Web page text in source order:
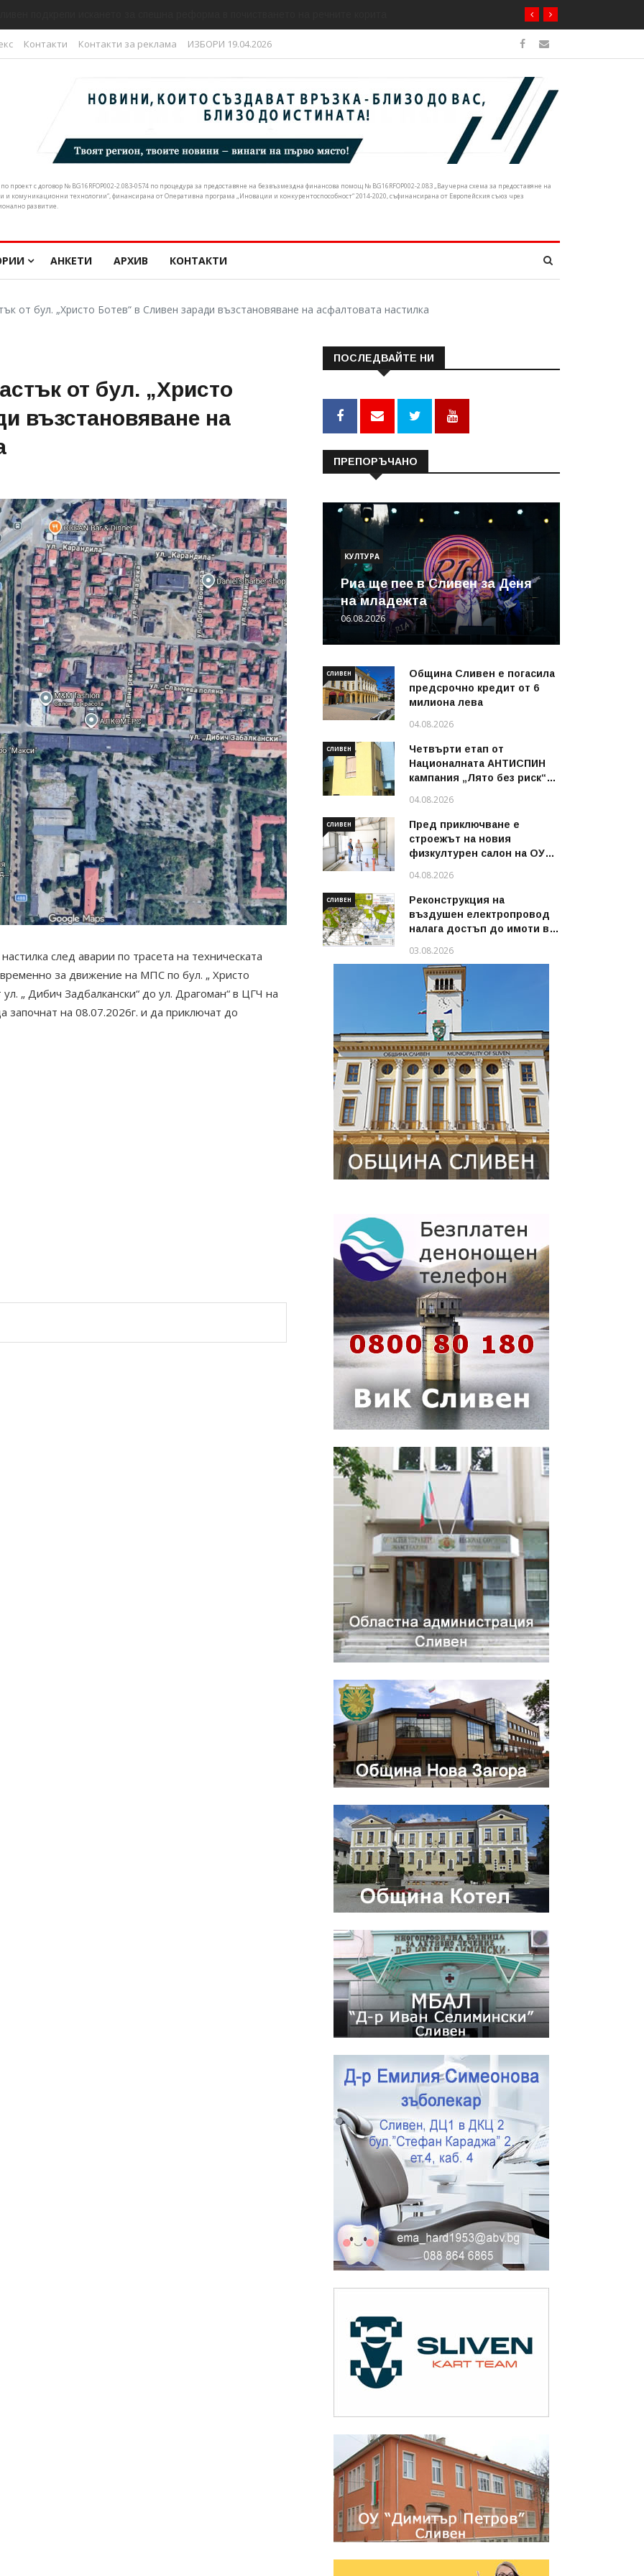
Контакти Контакти за реклама ИЗБОРИ 19.04.2026
проект с договор № BG16RFOP002-2.083-0574 по процедура за предоставяне на безвъзмездна финансова помощ № BG16RFOP002-2.083 „Ваучерна схема за предоставяне на
и комуникационни технологии“, финансирана от Оперативна програма „Иновации и конкурентоспособност“ 2014-2020, съфинансирана от Европейския съюз чрез
развитие.
АНКЕТИ АРХИВ КОНТАКТИ
от бул. „Христо Ботев“ в Сливен заради възстановяване на асфалтовата настилка
от бул. „Христо
възстановяване на
след аварии по трасета на техническата
за движение на МПС по бул. „ Христо
„ Дибич Задбалкански“ до ул. Драгоман“ в ЦГЧ на
започнат на 08.07.2026г. и да приключат до
ПОСЛЕДВАЙТЕ НИ
ПРЕПОРЪЧАНО
КУЛТУРА
Риа ще пее в Сливен за Деня
на младежта
06.08.2026
СЛИВЕН
Община Сливен е погасила
предсрочно кредит от 6
милиона лева
04.08.2026
СЛИВЕН
Четвърти етап от
Националната АНТИСПИН
кампания „Лято без риск“
през август 2026 г.
04.08.2026
СЛИВЕН
Пред приключване е
строежът на новия
физкултурен салон на ОУ
Сливен
04.08.2026
СЛИВЕН
Реконструкция на
въздушен електропровод
налага достъп до имоти в
03.08.2026